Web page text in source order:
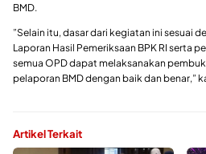
BMD.
”Selain itu, dasar dari kegiatan ini sesuai
Laporan Hasil Pemeriksaan BPK RI serta
semua OPD dapat melaksanakan
pelaporan BMD dengan baik dan benar,”
Artikel Terkait